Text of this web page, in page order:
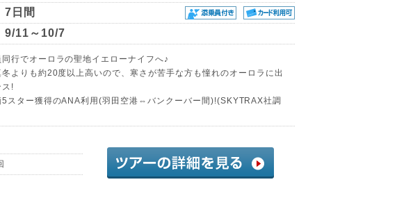
7日間
9/11～10/7
行でオーロラの聖地イエローナイフへ♪
よりも約20度以上高いので、寒さが苦手な方も憧れのオーロラに出
ス!
5スター獲得のANA利用(羽田空港⇔バンクーバー間)!(SKYTRAX社調